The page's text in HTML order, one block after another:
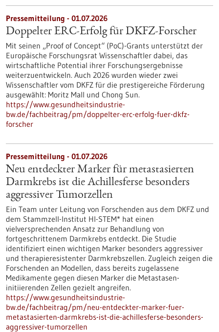
Pressemitteilung - 01.07.2026
Doppelter ERC-Erfolg für DKFZ-Forscher
Mit seinen „Proof of Concept“ (PoC)-Grants unterstützt der
Europäische Forschungsrat Wissenschaftler dabei, das
wirtschaftliche Potential ihrer Forschungsergebnisse
weiterzuentwickeln. Auch 2026 wurden wieder zwei
Wissenschaftler vom DKFZ für die prestigereiche Förderung
ausgewählt: Moritz Mall und Chong Sun.
https://www.gesundheitsindustrie-
bw.de/fachbeitrag/pm/doppelter-erc-erfolg-fuer-dkfz-
forscher
Pressemitteilung - 01.07.2026
Neu entdeckter Marker für metastasierten
Darmkrebs ist die Achillesferse besonders
aggressiver Tumorzellen
Ein Team unter Leitung von Forschenden aus dem DKFZ und
dem Stammzell-Institut HI-STEM* hat einen
vielversprechenden Ansatz zur Behandlung von
fortgeschrittenem Darmkrebs entdeckt. Die Studie
identifiziert einen wichtigen Marker besonders aggressiver
und therapieresistenter Darmkrebszellen. Zugleich zeigen die
Forschenden an Modellen, dass bereits zugelassene
Medikamente gegen diesen Marker die Metastasen-
initiierenden Zellen gezielt angreifen.
https://www.gesundheitsindustrie-
bw.de/fachbeitrag/pm/neu-entdeckter-marker-fuer-
metastasierten-darmkrebs-ist-die-achillesferse-besonders-
aggressiver-tumorzellen